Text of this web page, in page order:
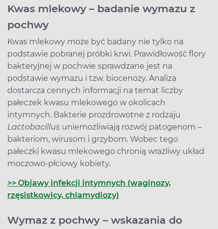
Kwas mlekowy – badanie wymazu z
pochwy
Kwas mlekowy może być badany nie tylko na
podstawie pobranej próbki krwi. Prawidłowość flory
bakteryjnej w pochwie sprawdzane jest na
podstawie wymazu i tzw. biocenozy. Analiza
dostarcza cennych informacji na temat liczby
pałeczek kwasu mlekowego w okolicach
intymnych. Bakterie prozdrowotne z rodzaju
Lactobacillus uniemożliwiają rozwój patogenom –
bakteriom, wirusom i grzybom. Wobec tego
pałeczki kwasu mlekowego chronią wrażliwy układ
moczowo-płciowy kobiety.
>> Objawy infekcji intymnych (waginozy,
rzęsistkowicy, chlamydiozy)
Wymaz z pochwy – wskazania do